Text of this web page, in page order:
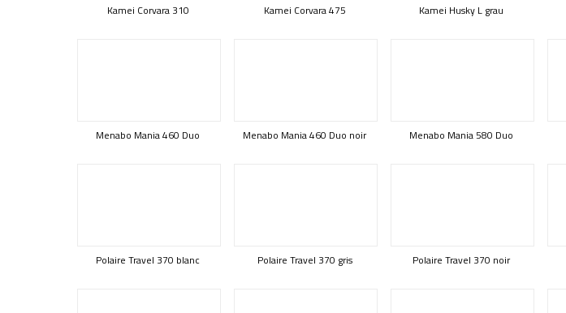
Kamei Corvara 310 Kamei Corvara 475 Kamei Husky L grau
Menabo Mania 460 Duo Menabo Mania 460 Duo noir Menabo Mania 580 Duo
Polaire Travel 370 blanc Polaire Travel 370 gris Polaire Travel 370 noir